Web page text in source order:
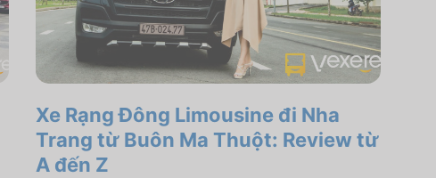
Xe Rạng Đông Limousine đi Nha
Trang từ Buôn Ma Thuột: Review từ
A đến Z